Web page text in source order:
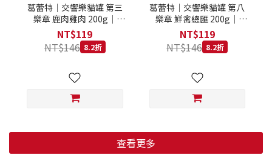
葛蕾特｜交響樂貓罐 第三
樂章 鹿肉雞肉 200g｜
GranataPet 200克 主食罐
無穀罐 無膠罐 主食貓罐 德
罐
NT$119
NT$146 8.2折
葛蕾特｜交響樂貓罐 第八
樂章 鮮禽總匯 200g｜
GranataPet 200克 主食罐
無穀罐 無膠罐 主食貓罐 德
罐
NT$119
NT$146 8.2折
查看更多